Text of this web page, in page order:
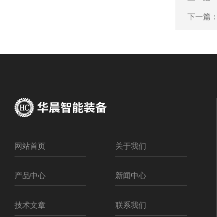
下一篇：
网站首页 关于我们
产品中心 新闻中心
技术文章 联系我们